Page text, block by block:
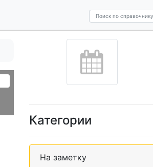
Категории
На заметку